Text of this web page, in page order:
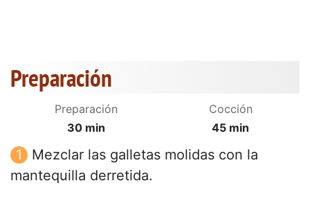
Preparación
Preparación
30 min
Cocción
45 min
Mezclar las galletas molidas con la
mantequilla derretida.